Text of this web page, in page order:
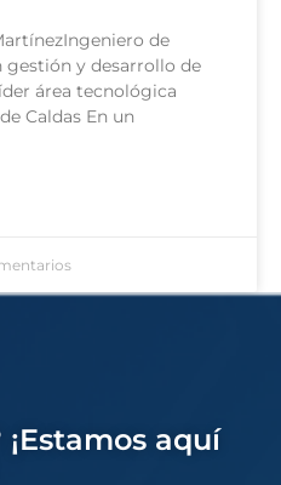
de
gestión y desarrollo de
área tecnológica
Caldas En un
aquí